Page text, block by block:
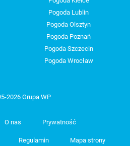
Pogoda Lublin
Pogoda Olsztyn
Pogoda Poznań
Pogoda Szczecin
Pogoda Wrocław
2026 Grupa WP
O nas Prywatność
Regulamin Mapa strony